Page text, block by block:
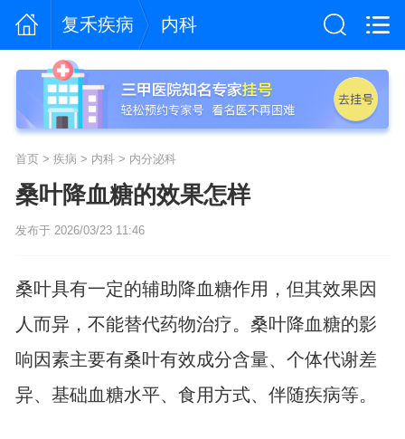
复禾疾病 内科
首页> 疾病 > 内科> 内分泌科
桑叶降血糖的效果怎样
发布于 2026/03/23 11:46
桑叶具有一定的辅助降血糖作用，但其效果因
人而异，不能替代药物治疗。桑叶降血糖的影
响因素主要有桑叶有效成分含量、个体代谢差
异、基础血糖水平、食用方式、伴随疾病等。